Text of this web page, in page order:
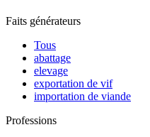
Faits générateurs
Tous
abattage
elevage
exportation de vif
importation de viande
Professions